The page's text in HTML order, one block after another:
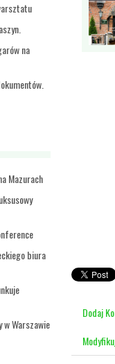
na
Mazurach
biura
Warszawie
Dodaj